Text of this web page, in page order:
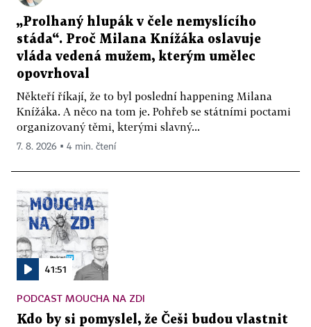
„Prolhaný hlupák v čele nemyslícího
stáda“. Proč Milana Knížáka oslavuje
vláda vedená mužem, kterým umělec
opovrhoval
Někteří říkají, že to byl poslední happening Milana
Knížáka. A něco na tom je. Pohřeb se státními poctami
organizovaný těmi, kterými slavný...
7. 8. 2026 ▪ 4 min. čtení
41:51
PODCAST MOUCHA NA ZDI
Kdo by si pomyslel, že Češi budou vlastnit